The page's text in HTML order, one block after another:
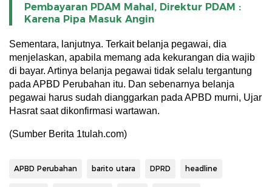
Pembayaran PDAM Mahal, Direktur PDAM :
Karena Pipa Masuk Angin
Sementara, lanjutnya. Terkait belanja pegawai, dia
menjelaskan, apabila memang ada kekurangan dia wajib
di bayar. Artinya belanja pegawai tidak selalu tergantung
pada APBD Perubahan itu. Dan sebenarnya belanja
pegawai harus sudah dianggarkan pada APBD murni, Ujar
Hasrat saat dikonfirmasi wartawan.
(Sumber Berita 1tulah.com)
APBD Perubahan barito utara DPRD headline